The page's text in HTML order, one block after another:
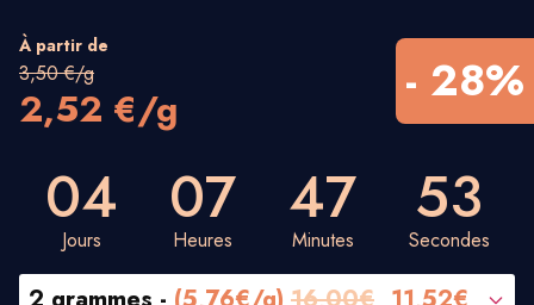
À partir de
3,50 €/g
2,52 €/g - 28%
04
Jours
07
Heures
47
Minutes
53
Secondes